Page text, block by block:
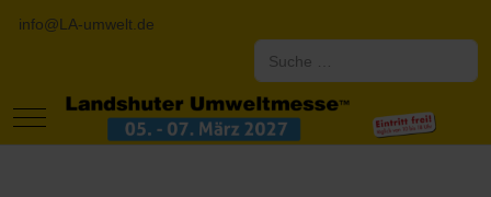
info@LA-umwelt.de
Suchen
Mobile Menu Toggle